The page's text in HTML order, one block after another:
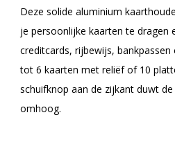
Deze solide aluminium
je persoonlijke kaarten te dragen
creditcards, rijbewijs,
tot 6 kaarten met reliëf of 10
schuifknop aan de zijkant duwt
omhoog.